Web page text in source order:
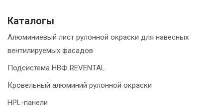
Каталогы
Алюминиевый лист рулонной окраски для навесных
вентилируемых фасадов
Подсистема НВФ REVENTAL
Кровельный алюминий рулонной окраски
HPL-панели